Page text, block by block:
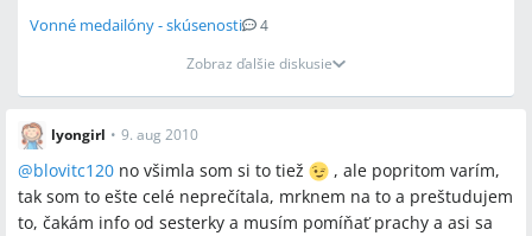
Vonné medailóny - skúsenosti
4
Zobraz ďalšie diskusie
lyongirl • 9. aug 2010
@blovitc120 no všimla som si to tiež
, ale popritom varím,
tak som to ešte celé neprečítala, mrknem na to a preštudujem
to, čakám info od sesterky a musím pomíňať prachy a asi sa